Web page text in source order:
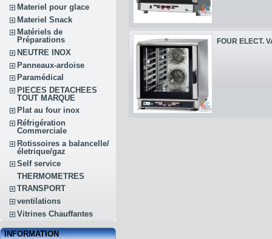
Materiel pour glace
Materiel Snack
Matériels de
Préparations
NEUTRE INOX
Panneaux-ardoise
Paramédical
PIECES DETACHEES
TOUT MARQUE
Plat au four inox
Réfrigération
Commerciale
Rotissoires a balancelle/
életrique/gaz
Self service
THERMOMETRES
TRANSPORT
ventilations
Vitrines Chauffantes
INFORMATION
FOUR ELECT.